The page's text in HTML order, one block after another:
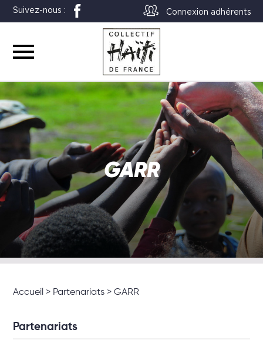
Suivez-nous : Connexion adhérents
GARR
Accueil > Partenariats >GARR
Partenariats